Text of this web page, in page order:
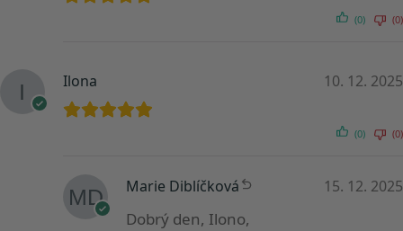
(0) (0)
Ilona 10. 12. 2025
(0) (0)
Marie Diblíčková 15. 12. 2025
Dobrý den, Ilono,